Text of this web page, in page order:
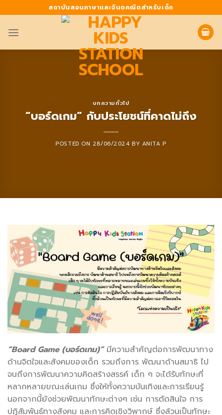
to
content
สถาบันสอนภาษาและจินตคณิตสำหรับเด็ก
บทความทั่วไป
“บอร์ดเกม” กับประโยชน์ที่คาดไม่ถึง
POSTED ON 28/06/2024 BY ANITA P
“Board Game (บอร์ดเกม)”มีความสำคัญต่อการพัฒนาทาง
ด้านจิตใจและสังคมของเด็ก รวมถึงการ พัฒนาด้านสมาธิ ไป
จนถึงการพัฒนาความคิดสร้างสรรค์ เด็ก ๆ จะได้รับทักษะที่
หลากหลายขณะเล่นเกม ซึ่งให้ทั้งความบันเทิงและการเรียนรู้
นอกจากนี้ยังช่วยพัฒนาทักษะต่างๆ เช่น การตัดสินใจ การ
ปฏิสัมพันธ์ทางสังคม และการคิดเชิงวิพากษ์ ซึ่งล้วนเป็นทักษะ